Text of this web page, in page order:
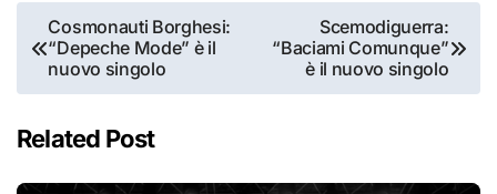
Navigazione
articoli
Cosmonauti Borghesi:
“Depeche Mode” è il
nuovo singolo
Scemodiguerra:
“Baciami Comunque”
è il nuovo singolo
Related Post